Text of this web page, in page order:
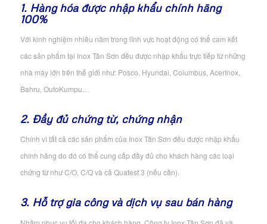
1. Hàng hóa được nhập khẩu chính hãng
100%
Với kinh nghiệm nhiều năm trong lĩnh vực hoạt động có thể cam kết
các sản phẩm tại Inox Tân Sơn đều được nhập khẩu trực tiếp từ những
nhà máy lớn trên thế giới như: Posco, Hyundai, Columbus, AcerInox,
Bahru, OutoKumpu…
2. Đầy đủ chứng từ, chứng nhận
Chính vì tất cả các sản phẩm của Inox Tân Sơn đều được nhập khẩu
chính hãng do đó có thể cung cấp đầy đủ cho khách hàng các loại
chứng từ như C/O, C/Q và cả Quatest 3 (nếu cần).
3. Hỗ trợ gia công và dịch vụ sau bán hàng